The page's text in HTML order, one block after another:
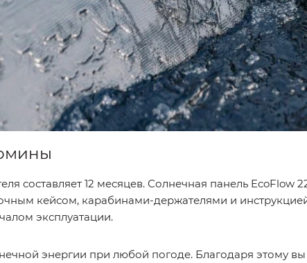
составляет 12 месяцев. Солнечная панель EcoFlow
кейсом, карабинами-держателями и
эксплуатации.
энергии при любой погоде. Благодаря этому